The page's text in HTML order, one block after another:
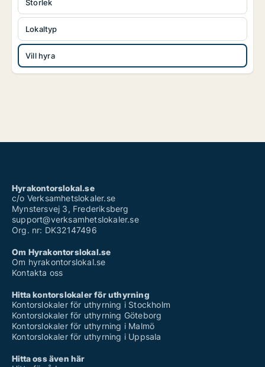
Lokaltyp
Vill hyra
Storlek
Hyrakontorslokal.se
c/o Verksamhetslokaler.se
Mynstersvej 3, Frederiksberg
support@verksamhetslokaler.se
Org. nr: DK32147496
Om Hyrakontorslokal.se
Om hyrakontorslokal.se
Kontakta oss
Hitta kontorslokaler för uthyrning
Kontorslokaler för uthyrning i Stockholm
Kontorslokaler för uthyrning Göteborg
Kontorslokaler för uthyrning i Malmö
Kontorslokaler för uthyrning i Uppsala
Hitta oss även här